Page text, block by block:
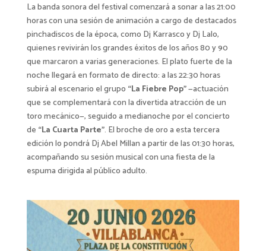
La banda sonora del festival comenzará a sonar a las 21:00
horas con una sesión de animación a cargo de destacados
pinchadiscos de la época, como Dj Karrasco y Dj Lalo,
quienes revivirán los grandes éxitos de los años 80 y 90
que marcaron a varias generaciones. El plato fuerte de la
noche llegará en formato de directo: a las 22:30 horas
subirá al escenario el grupo “La Fiebre Pop”—actuación
que se complementará con la divertida atracción de un
toro mecánico—, seguido a medianoche por el concierto
de “La Cuarta Parte”. El broche de oro a esta tercera
edición lo pondrá Dj Abel Millan a partir de las 01:30 horas,
acompañando su sesión musical con una fiesta de la
espuma dirigida al público adulto.